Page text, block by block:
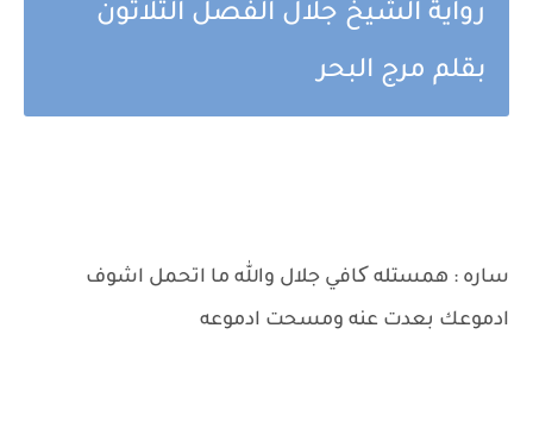
رواية الشيخ جلال الفصل الثلاثون
بقلم مرج البحر
ساره : همستله کافي جلال والله ما اتحمل اشوف
ادموعك بعدت عنه ومسحت ادموعه